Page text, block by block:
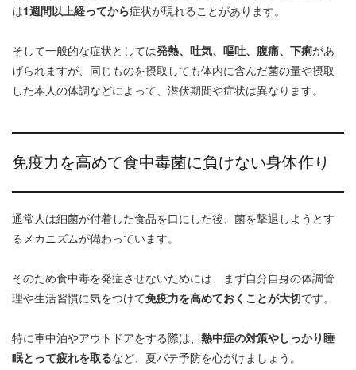
は1週間以上経ってから症状が現れることがあります。
そして一般的な症状としては発熱、吐気、嘔吐、腹痛、下痢があ
げられますが、同じものを摂取しても体内に含んだ菌の量や摂取
した本人の体調などによって、潜伏期間や症状は異なります。
免疫力を高めて食中毒菌に負けない身体作り
通常人は細菌が付着した食品を口にした後、菌を撃退しようとす
るメカニズムが備わっています。
そのため食中毒を発症させないためには、まず自分自身の体調管
理や生活習慣に気をつけて免疫力を高めておくことが大切です。
特に車中泊やアウトドアをする際は、 熱中症の対策やしっかり睡
眠とって疲れを取るなど、夏バテ予防を心がけましょう。